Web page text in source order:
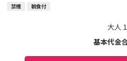
禁煙 朝食付
大人
基本代金